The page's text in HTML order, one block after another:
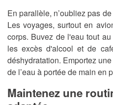
En parallèle, n’oubliez pas
Les voyages, surtout en
corps. Buvez de l'eau tout
les excès d'alcool et de
déshydratation. Emportez
de l’eau à portée de main en
Maintenez une